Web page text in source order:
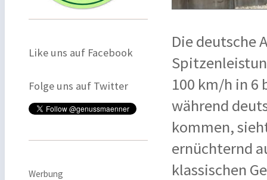
Like uns auf Facebook
Folge uns auf Twitter
Werbung
Die deutsche
100 km/h in 6
während
kommen,
ernüchternd
klassischen